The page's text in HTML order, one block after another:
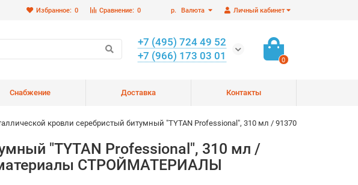
Личный кабинет
р. Валюта
Сравнение: 0
Избранное: 0
+7 (495) 724 49 52
+7 (966) 173 03 01
0
Снабжение Доставка Контакты
кровли серебристый битумный "TYTAN Professional", 310 мл / 91370
"TYTAN Professional", 310 мл /
материалы СТРОЙМАТЕРИАЛЫ